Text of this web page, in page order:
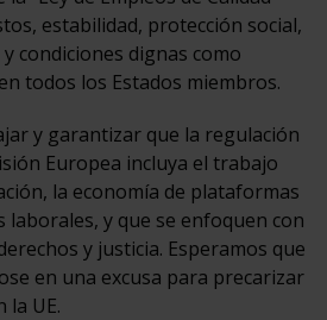
estabilidad, protección social,
condiciones dignas como
todos los Estados miembros.
y garantizar que la regulación
Europea incluya el trabajo
la economía de plataformas
laborales, y que se enfoquen con
y justicia. Esperamos que
en una excusa para precarizar
la UE.